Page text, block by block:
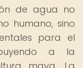
de agua no
humano, sino
para el
a la